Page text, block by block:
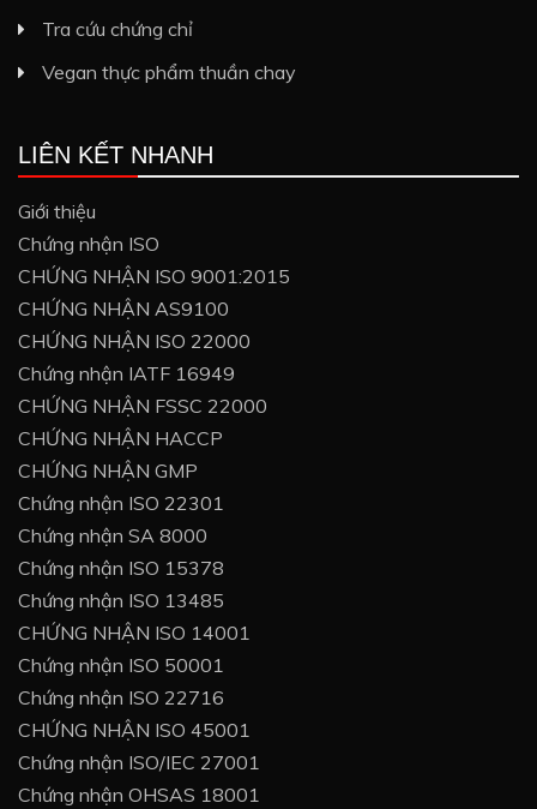
Tra cứu chứng chỉ
Vegan thực phẩm thuần chay
LIÊN KẾT NHANH
Giới thiệu
Chứng nhận ISO
CHỨNG NHẬN ISO 9001:2015
CHỨNG NHẬN AS9100
CHỨNG NHẬN ISO 22000
Chứng nhận IATF 16949
CHỨNG NHẬN FSSC 22000
CHỨNG NHẬN HACCP
CHỨNG NHẬN GMP
Chứng nhận ISO 22301
Chứng nhận SA 8000
Chứng nhận ISO 15378
Chứng nhận ISO 13485
CHỨNG NHẬN ISO 14001
Chứng nhận ISO 50001
Chứng nhận ISO 22716
CHỨNG NHẬN ISO 45001
Chứng nhận ISO/IEC 27001
Chứng nhận OHSAS 18001